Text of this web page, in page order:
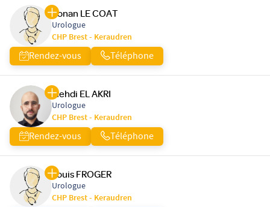
Ronan LE COAT
Urologue
CHP Brest - Keraudren
Rendez-vous Téléphone
Mehdi EL AKRI
Urologue
CHP Brest - Keraudren
Rendez-vous Téléphone
Louis FROGER
Urologue
CHP Brest - Keraudren